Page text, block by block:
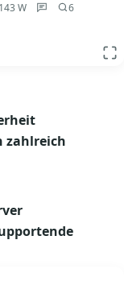
W
6
zahlreich